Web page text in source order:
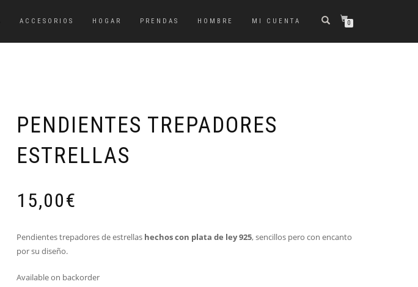
ACCESORIOS HOGAR PRENDAS HOMBRE MI CUENTA 0
PENDIENTES TREPADORES
ESTRELLAS
15,00€
Pendientes trepadores de estrellas hechos con plata de ley 925, sencillos pero con encanto
por su diseño.
Available on backorder